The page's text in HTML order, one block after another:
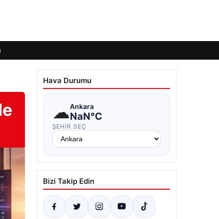
Hava Durumu
☁Ankara
NaN°C
ŞEHIR SEÇ
Bizi Takip Edin